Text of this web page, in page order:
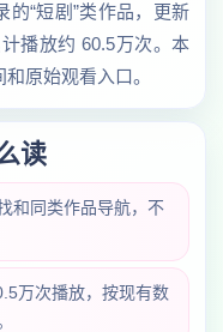
的“短剧”类作品，更新
播放约 60.5万次。本
原始观看入口。
读
和同类作品导航，不
万次播放，按现有数